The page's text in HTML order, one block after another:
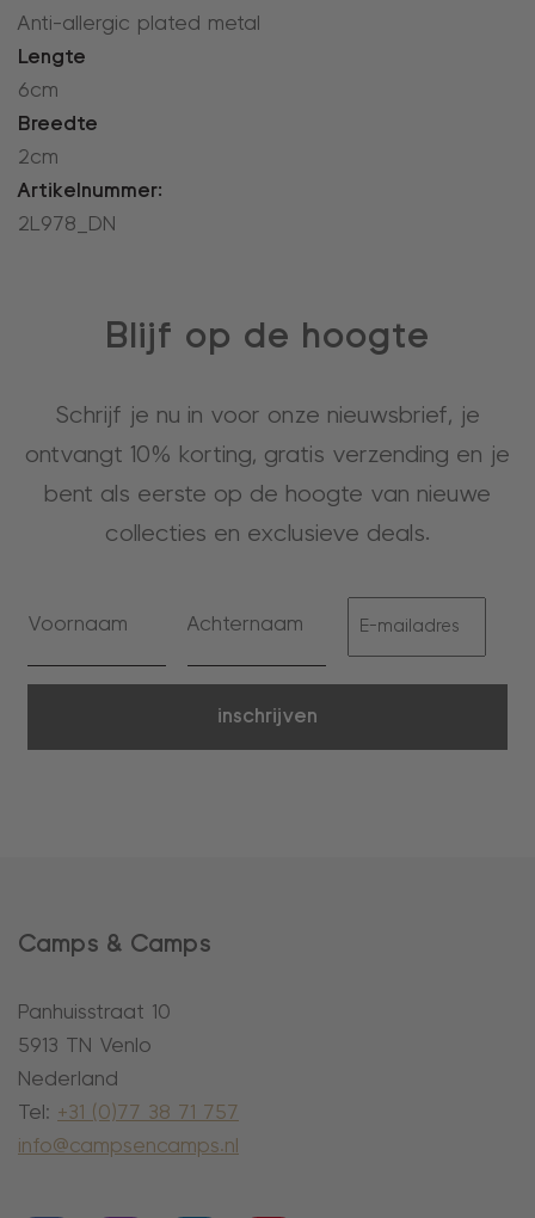
Anti-allergic plated metal
Lengte
6cm
Breedte
2cm
Artikelnummer:
2L978_DN
Blijf op de hoogte
Schrijf je nu in voor onze nieuwsbrief, je
ontvangt 10% korting, gratis verzending en je
bent als eerste op de hoogte van nieuwe
collecties en exclusieve deals.
inschrijven
Camps & Camps
Panhuisstraat 10
5913 TN Venlo
Nederland
Tel: +31 (0)77 38 71 757
info@campsencamps.nl